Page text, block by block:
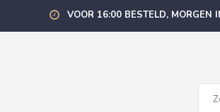
VOOR 16:00 BESTELD, MORGEN